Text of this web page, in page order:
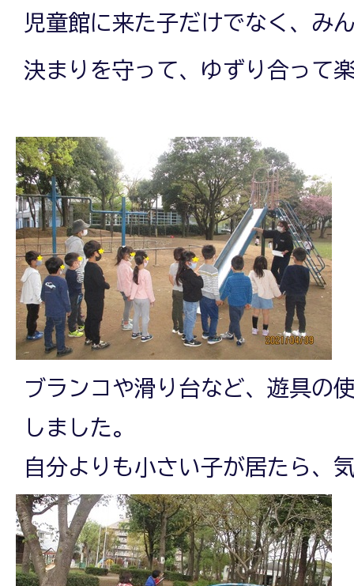
児童館に来た子だけでなく、み
決まりを守って、ゆずり合って
ブランコや滑り台など、遊具の
しました。
自分よりも小さい子が居たら、